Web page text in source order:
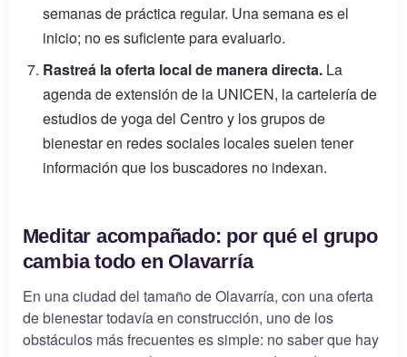
semanas de práctica regular. Una semana es el
inicio; no es suficiente para evaluarlo.
Rastreá la oferta local de manera directa. La
agenda de extensión de la UNICEN, la cartelería de
estudios de yoga del Centro y los grupos de
bienestar en redes sociales locales suelen tener
información que los buscadores no indexan.
Meditar acompañado: por qué el grupo
cambia todo en Olavarría
En una ciudad del tamaño de Olavarría, con una oferta
de bienestar todavía en construcción, uno de los
obstáculos más frecuentes es simple: no saber que hay